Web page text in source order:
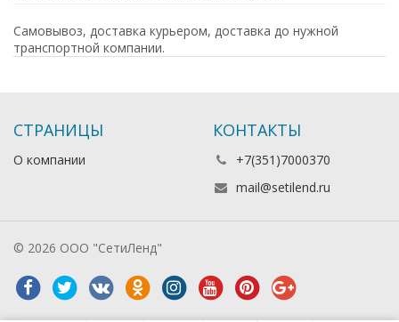
Самовывоз, доставка курьером, доставка до нужной
транспортной компании.
СТРАНИЦЫ
О компании
КОНТАКТЫ
+7(351)7000370
mail@setilend.ru
© 2026 ООО "СетиЛенд"